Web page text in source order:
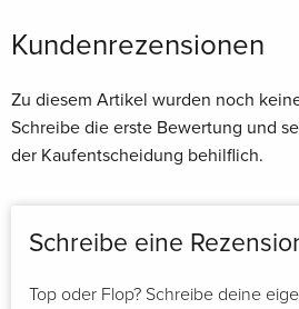
Kundenrezensionen
Zu diesem Artikel wurden noch
Schreibe die erste Bewertung und
der Kaufentscheidung behilflich.
Schreibe eine
Top oder Flop? Schreibe deine